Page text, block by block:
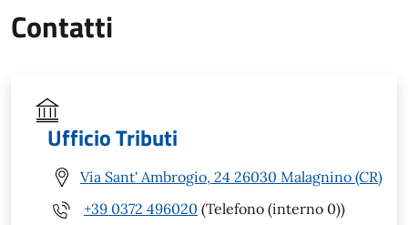
Contatti
Ufficio Tributi
Via Sant' Ambrogio, 24 26030 Malagnino (CR)
+39 0372 496020 (Telefono (interno 0))